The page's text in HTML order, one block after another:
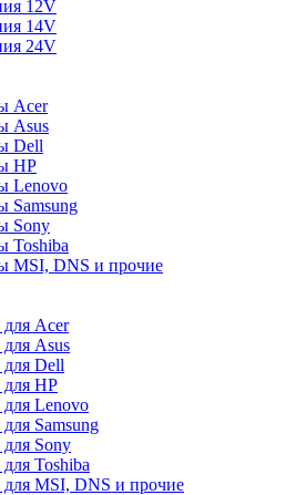
12V
14V
24V
Acer
Asus
Dell
HP
Lenovo
Samsung
Sony
Toshiba
MSI, DNS и прочие
Acer
Asus
Dell
HP
Lenovo
Samsung
Sony
Toshiba
MSI, DNS и прочие